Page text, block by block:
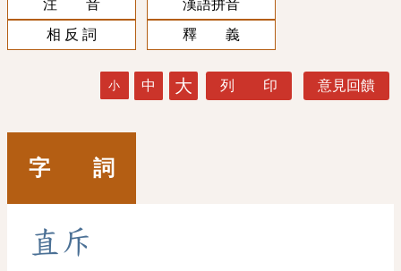
注 音
漢語拼音
相 反 詞
釋 義
小 中 大 列 印 意見回饋
字 詞
直 斥